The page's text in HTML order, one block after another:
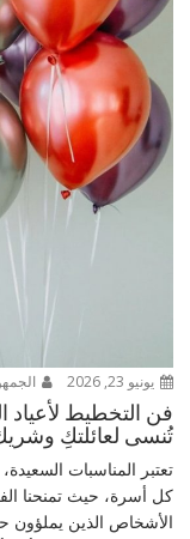
يونيو 23, 2026
فن التخطيط لأعياد
تُنسى لعائلتكِ
تعتبر المناسبات
كل أسرة، حيث تمنحنا
الأشخاص الذين يملؤون